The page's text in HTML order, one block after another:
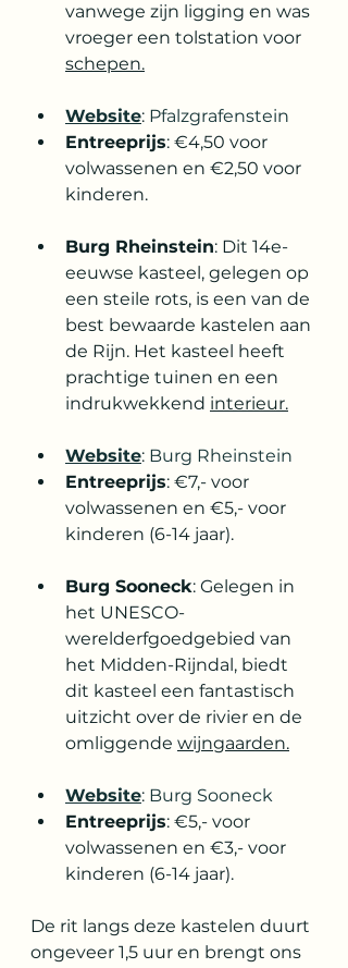
vanwege zijn ligging en was
vroeger een tolstation voor
schepen.
Website: Pfalzgrafenstein
Entreeprijs: €4,50 voor
volwassenen en €2,50 voor
kinderen.
Burg Rheinstein: Dit 14e-
eeuwse kasteel, gelegen op
een steile rots, is een van de
best bewaarde kastelen aan
de Rijn. Het kasteel heeft
prachtige tuinen en een
indrukwekkend interieur.
Website: Burg Rheinstein
Entreeprijs: €7,- voor
volwassenen en €5,- voor
kinderen (6-14 jaar).
Burg Sooneck: Gelegen in
het UNESCO-
werelderfgoedgebied van
het Midden-Rijndal, biedt
dit kasteel een fantastisch
uitzicht over de rivier en de
omliggende wijngaarden.
Website: Burg Sooneck
Entreeprijs: €5,- voor
volwassenen en €3,- voor
kinderen (6-14 jaar).
De rit langs deze kastelen duurt
ongeveer 1,5 uur en brengt ons